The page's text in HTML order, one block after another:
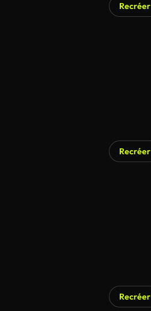
Recréer
Recréer
Recréer